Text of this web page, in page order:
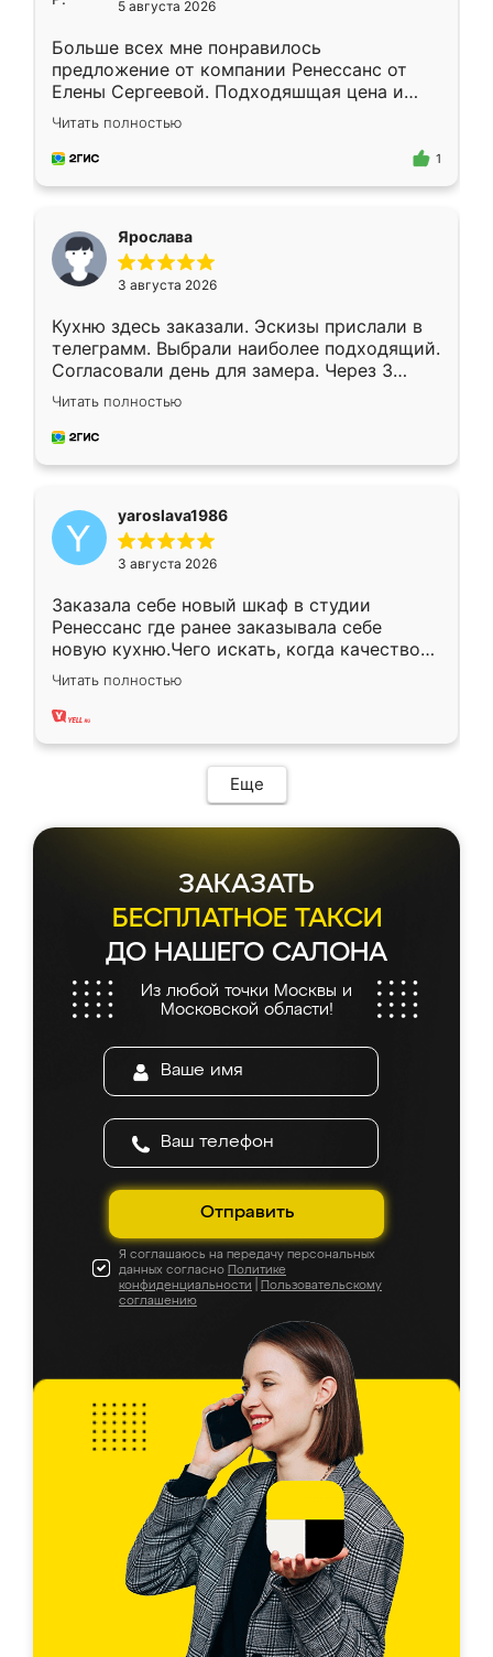
5 августа 2026
Больше всех мне понравилось
предложение от компании Ренессанс от
Елены Сергеевой. Подходяшщая цена и
короткие сроки изготовления. Приехавший
для замера сотрудник Владислав
предложил по моему эскизу самый
Читать полностью
1
Ярослава
3 августа 2026
Кухню здесь заказали. Эскизы прислали в
телеграмм. Выбрали наиболее подходящий.
Согласовали день для замера. Через 3
недели кухня была уже готова. Остались
довольны работой. Спасибо Ренессанс
мебель за качественную работу!
Читать полностью
yaroslava1986
3 августа 2026
Заказала себе новый шкаф в студии
Ренессанс где ранее заказывала себе
новую кухню.Чего искать, когда качеством
вполне довольна. Служит кухня уже почти
два года, нареканий нет.
Читать полностью
Еще
ЗАКАЗАТЬ
БЕСПЛАТНОЕ ТАКСИ
ДО НАШЕГО САЛОНА
Из любой точки Москвы и
Московской области!
Отправить
Я соглашаюсь на передачу персональных
данных согласно Политике
конфиденциальности
Пользовательскому
соглашению